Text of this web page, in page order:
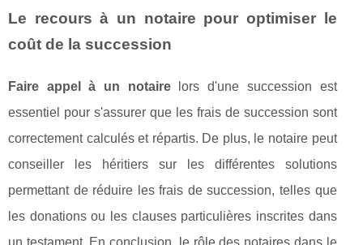
Le recours à un notaire pour optimiser le
coût de la succession
Faire appel à un notairelors d'une succession est
essentiel pour s'assurer que les frais de succession sont
correctement calculés et répartis. De plus, le notaire peut
conseiller les héritiers sur les différentes solutions
permettant de réduire les frais de succession, telles que
les donations ou les clauses particulières inscrites dans
un testament. En conclusion, le rôle des notaires dans le